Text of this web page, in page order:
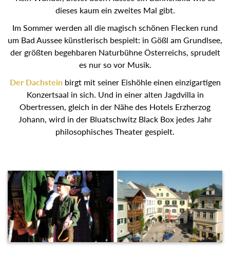
dieses kaum ein zweites Mal gibt.
Im Sommer werden all die magisch schönen Flecken rund
um Bad Aussee künstlerisch bespielt: in Gößl am
Grundlsee, der größten begehbaren Naturbühne
Österreichs, sprudelt es nur so vor Musik.
Der Dachsteinbirgt mit seiner Eishöhle einen
einzigartigen Konzertsaal in sich. Und in einer alten
Jagdvilla in Obertressen, gleich in der Nähe des Hotels
Erzherzog Johann, wird in der Bluatschwitz Black Box
jedes Jahr philosophisches Theater gespielt.